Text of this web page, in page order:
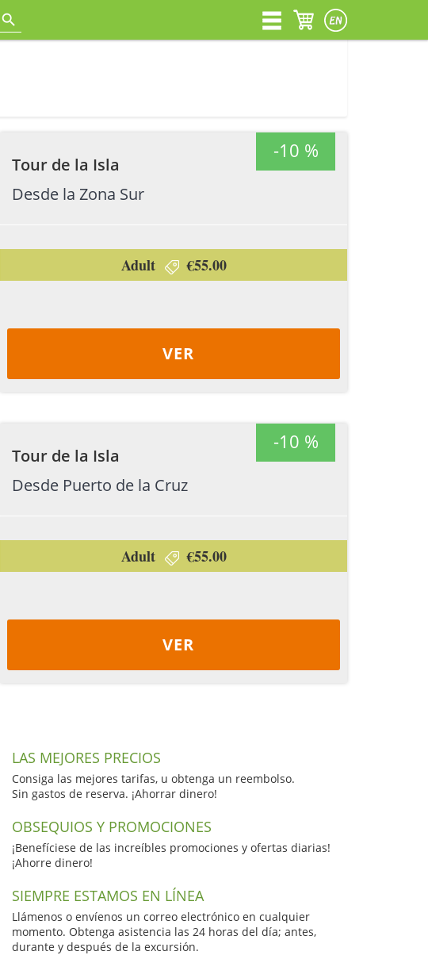
Tour de la Isla
Desde la Zona Sur
-10 %
Adult €55.00
VER
Tour de la Isla
Desde Puerto de la Cruz
-10 %
Adult €55.00
VER
LAS MEJORES PRECIOS
Consiga las mejores tarifas, u obtenga un reembolso.
Sin gastos de reserva. ¡Ahorrar dinero!
OBSEQUIOS Y PROMOCIONES
¡Benefíciese de las increíbles promociones y ofertas diarias!
¡Ahorre dinero!
SIEMPRE ESTAMOS EN LÍNEA
Llámenos o envíenos un correo electrónico en cualquier
momento. Obtenga asistencia las 24 horas del día; antes,
durante y después de la excursión.